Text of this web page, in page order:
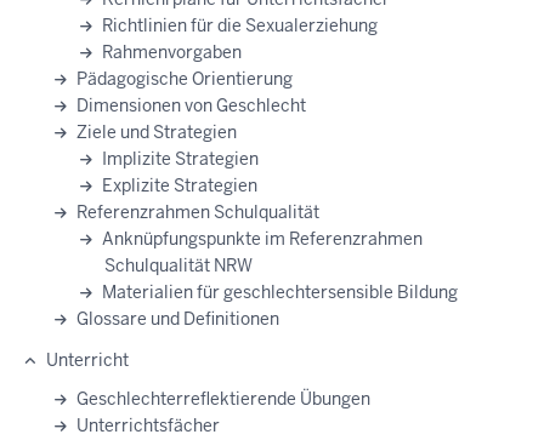
Richtlinien für die Sexualerziehung
Rahmenvorgaben
Pädagogische Orientierung
Dimensionen von Geschlecht
Ziele und Strategien
Implizite Strategien
Explizite Strategien
Referenzrahmen Schulqualität
Anknüpfungspunkte im Referenzrahmen
Schulqualität NRW
Materialien für geschlechtersensible Bildung
Glossare und Definitionen
Unterricht
Geschlechterreflektierende Übungen
Unterrichtsfächer